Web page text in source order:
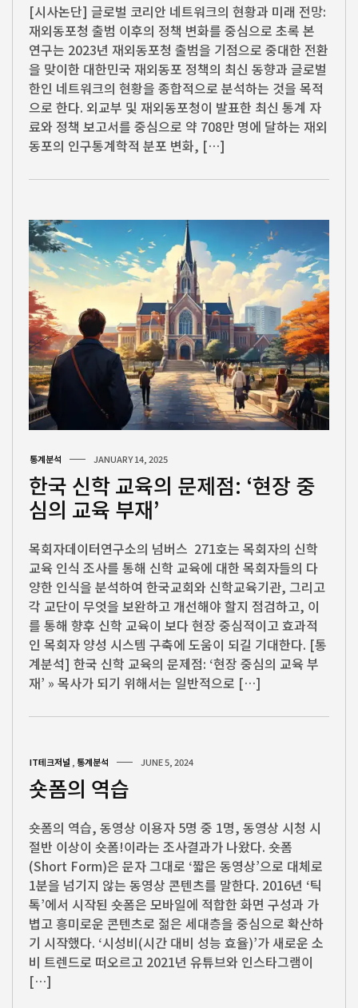
[시사논단] 글로벌 코리안 네트워크의 현황과 미래 전망:
재외동포청 출범 이후의 정책 변화를 중심으로 초록 본
연구는 2023년 재외동포청 출범을 기점으로 중대한 전환
을 맞이한 대한민국 재외동포 정책의 최신 동향과 글로벌
한인 네트워크의 현황을 종합적으로 분석하는 것을 목적
으로 한다. 외교부 및 재외동포청이 발표한 최신 통계 자
료와 정책 보고서를 중심으로 약 708만 명에 달하는 재외
동포의 인구통계학적 분포 변화, […]
통계분석 JANUARY 14, 2025
한국 신학 교육의 문제점: ‘현장 중
심의 교육 부재’
목회자데이터연구소의 넘버스 271호는 목회자의 신학
교육 인식 조사를 통해 신학 교육에 대한 목회자들의 다
양한 인식을 분석하여 한국교회와 신학교육기관, 그리고
각 교단이 무엇을 보완하고 개선해야 할지 점검하고, 이
를 통해 향후 신학 교육이 보다 현장 중심적이고 효과적
인 목회자 양성 시스템 구축에 도움이 되길 기대한다. [통
계분석] 한국 신학 교육의 문제점: ‘현장 중심의 교육 부
재’ » 목사가 되기 위해서는 일반적으로 […]
IT테크저널 통계분석 JUNE 5, 2024
숏폼의 역습
숏폼의 역습, 동영상 이용자 5명 중 1명, 동영상 시청 시
절반 이상이 숏폼!이라는 조사결과가 나왔다. 숏폼
(Short Form)은 문자 그대로 ‘짧은 동영상’으로 대체로
1분을 넘기지 않는 동영상 콘텐츠를 말한다. 2016년 ‘틱
톡’에서 시작된 숏폼은 모바일에 적합한 화면 구성과 가
볍고 흥미로운 콘텐츠로 젊은 세대층을 중심으로 확산하
기 시작했다. ‘시성비(시간 대비 성능 효율)’가 새로운 소
비 트렌드로 떠오르고 2021년 유튜브와 인스타그램이
[…]